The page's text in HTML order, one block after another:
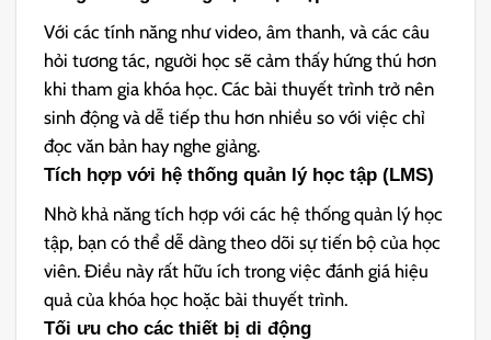
Với các tính năng như video, âm thanh, và các câu
hỏi tương tác, người học sẽ cảm thấy hứng thú hơn
khi tham gia khóa học. Các bài thuyết trình trở nên
sinh động và dễ tiếp thu hơn nhiều so với việc chỉ
đọc văn bản hay nghe giảng.
Tích hợp với hệ thống quản lý học tập (LMS)
Nhờ khả năng tích hợp với các hệ thống quản lý học
tập, bạn có thể dễ dàng theo dõi sự tiến bộ của học
viên. Điều này rất hữu ích trong việc đánh giá hiệu
quả của khóa học hoặc bài thuyết trình.
Tối ưu cho các thiết bị di động